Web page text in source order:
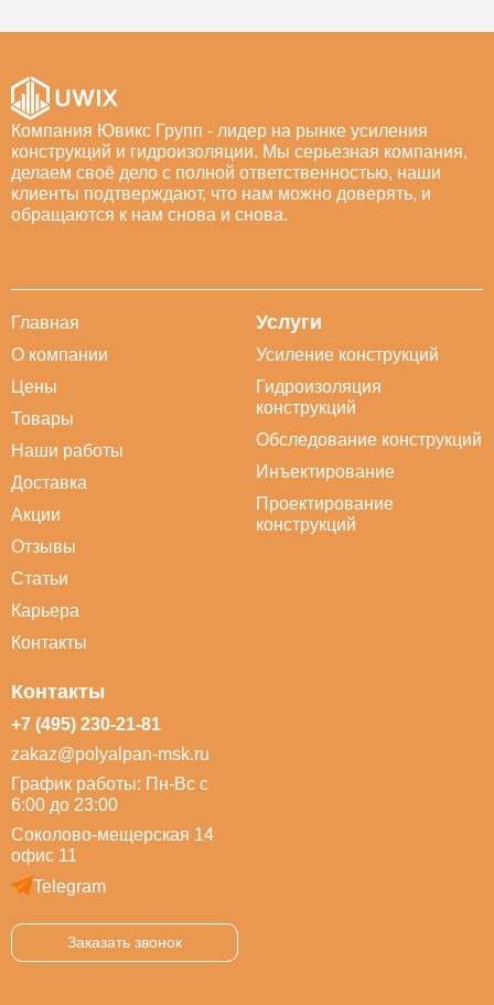
Компания Ювикс Групп - лидер на рынке усиления
конструкций и гидроизоляции. Мы серьезная компания,
делаем своё дело с полной ответственностью, наши
клиенты подтверждают, что нам можно доверять, и
обращаются к нам снова и снова.
Главная
О компании
Цены
Товары
Наши работы
Доставка
Акции
Отзывы
Статьи
Карьера
Контакты
Услуги
Усиление конструкций
Гидроизоляция
конструкций
Обследование конструкций
Инъектирование
Проектирование
конструкций
Контакты
+7 (495) 230-21-81
zakaz@polyalpan-msk.ru
График работы: Пн-Вс с
6:00 до 23:00
Соколово-мещерская 14
офис 11
Telegram
Заказать звонок